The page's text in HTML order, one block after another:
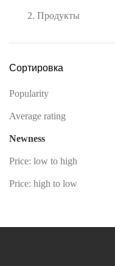
2. Продукты
Сортировка
Popularity
Average rating
Newness
Price: low to high
Price: high to low